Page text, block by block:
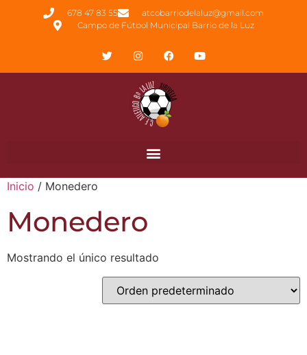
678 47 83 55
atcobarriodelaluz@gmail.com
Campo de Fútbol Municipal Barrio de la Luz
Inicio / Monedero
Monedero
Mostrando el único resultado